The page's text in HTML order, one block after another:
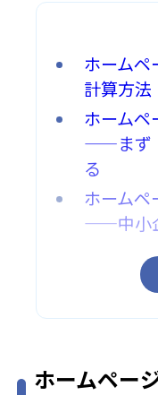
ホームペ
計算方法
ホームペ
——まず
る
ホームペ
——中小
ホームペー